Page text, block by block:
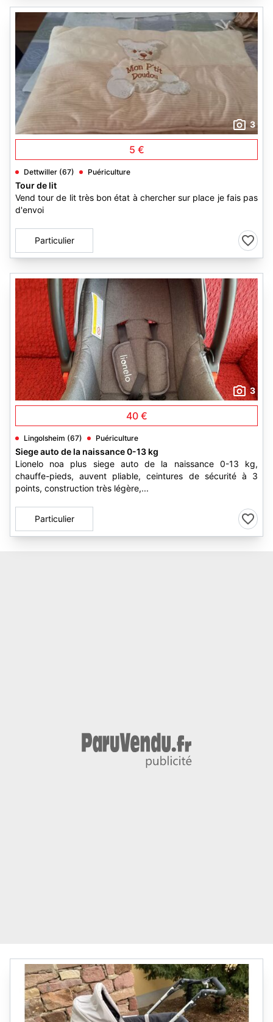
3
5 €
Dettwiller (67) Puériculture
Tour de lit
Vend tour de lit très bon état à chercher sur place je fais pas
d'envoi
Particulier
3
40 €
Lingolsheim (67) Puériculture
Siege auto de la naissance 0-13 kg
Lionelo noa plus siege auto de la naissance 0-13 kg,
chauffe-pieds, auvent pliable, ceintures de sécurité à 3
points, construction très légère,...
Particulier